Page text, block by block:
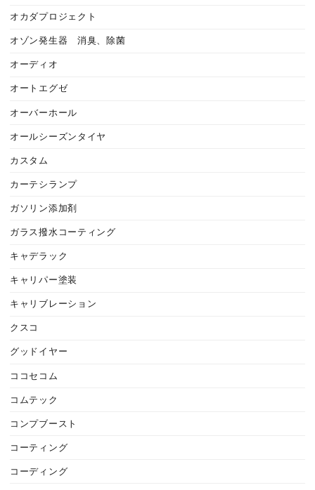
オカダプロジェクト
オゾン発生器 消臭、除菌
オーディオ
オートエグゼ
オーバーホール
オールシーズンタイヤ
カスタム
カーテシランプ
ガソリン添加剤
ガラス撥水コーティング
キャデラック
キャリパー塗装
キャリブレーション
クスコ
グッドイヤー
ココセコム
コムテック
コンプブースト
コーティング
コーディング